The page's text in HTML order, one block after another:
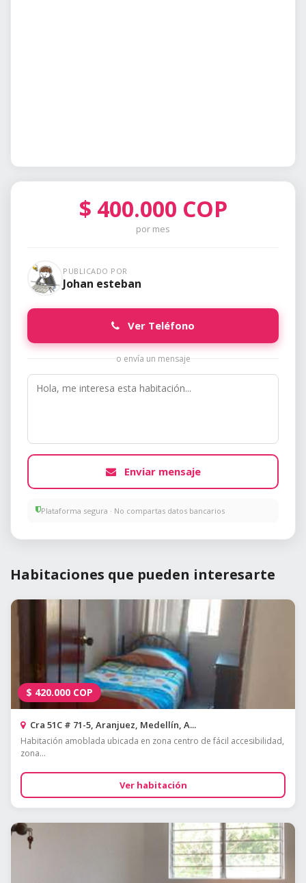
$ 400.000 COP
por mes
PUBLICADO POR
Johan esteban
Ver Teléfono
o envía un mensaje
Enviar mensaje
Plataforma segura · No compartas datos bancarios
Habitaciones que pueden interesarte
$ 420.000 COP
Cra 51C # 71-5, Aranjuez, Medellín, A...
Habitación amoblada ubicada en zona centro de fácil accesibilidad,
zona...
Ver habitación